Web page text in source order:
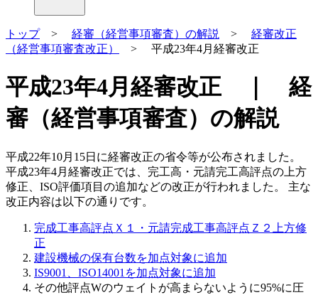
トップ> 経審（経営事項審査）の解説 > 経審改正
（経営事項審査改正）
> 平成23年4月経審改正
平成23年4月経審改正 ｜ 経
審（経営事項審査）の解説
平成22年10月15日に経審改正の省令等が公布されました。
平成23年4月経審改正では、完工高・元請完工高評点の上方
修正、ISO評価項目の追加などの改正が行われました。 主な
改正内容は以下の通りです。
完成工事高評点Ｘ１・元請完成工事高評点Ｚ２上方修
正
建設機械の保有台数を加点対象に追加
IS9001、ISO14001を加点対象に追加
その他評点Wのウェイトが高まらないように95%に圧